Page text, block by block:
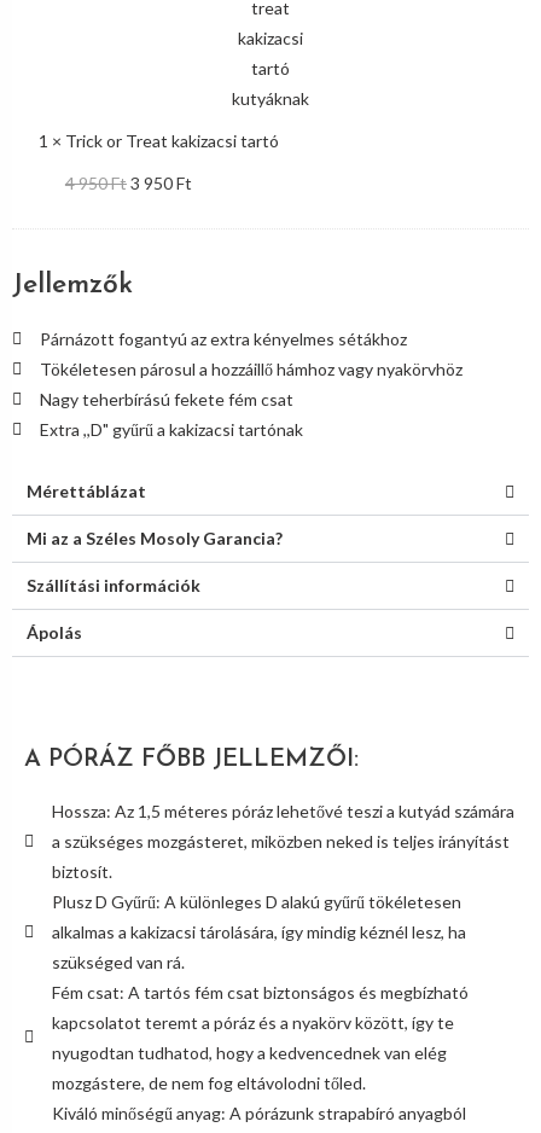
1 × Trick or Treat kakizacsi tartó
4 950Ft3 950Ft
Jellemzők
Párnázott fogantyú az extra kényelmes sétákhoz
Tökéletesen párosul a hozzáillő hámhoz vagy nyakörvhöz
Nagy teherbírású fekete fém csat
Extra ,,D" gyűrű a kakizacsi tartónak
Mérettáblázat
Mi az a Széles Mosoly Garancia?
Szállítási információk
Ápolás
A PÓRÁZ FŐBB JELLEMZŐI:
Hossza: Az 1,5 méteres póráz lehetővé teszi a kutyád számára
a szükséges mozgásteret, miközben neked is teljes irányítást
biztosít.
Plusz D Gyűrű: A különleges D alakú gyűrű tökéletesen
alkalmas a kakizacsi tárolására, így mindig kéznél lesz, ha
szükséged van rá.
Fém csat: A tartós fém csat biztonságos és megbízható
kapcsolatot teremt a póráz és a nyakörv között, így te
nyugodtan tudhatod, hogy a kedvencednek van elég
mozgástere, de nem fog eltávolodni tőled.
Kiváló minőségű anyag: A pórázunk strapabíró anyagból